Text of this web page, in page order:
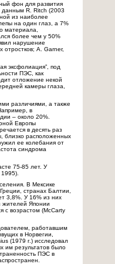
фон для развития
данным R. Ritch (2003
из наиболее
на один глаз, а 7%
материала,
более чем у 50%
нарушение
А. Garner,
эксфолиация”, под
ПЭС, как
отложение некой
камеры глаза,
различиями, а также
в
– около 20%.
Европы
в десять раз
близко расположенных
ее колебания от
синдрома
75-85 лет. У
В Мексике
странах Балтии,
3,8%. У 16% из них
жителей Японии
с возрастом (McCarty
работавшим
в Норвегии,
(1979 г.) исследовал
им результатов было
ПЭС в